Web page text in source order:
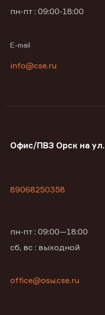
пн-пт : 09:00-18:00
E-mail
info@cse.ru
Офис/ПВЗ Орск на
89068250358
пн-пт : 09:00—18:00
сб, вс : выходной
office@osw.cse.ru